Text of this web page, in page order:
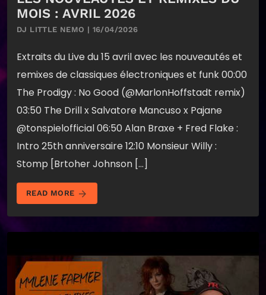
MOIS : AVRIL 2026
DJ LITTLE NEMO | 16/04/2026
Extraits du Live du 15 avril avec les nouveautés et
remixes de classiques électroniques et funk 00:00
The Prodigy : No Good (@MarlonHoffstadt remix)
03:50 The Drill x Salvatore Mancuso x Pajane
@tonspielofficial 06:50 Alan Braxe + Fred Flake :
Intro 25th anniversaire 12:10 Monsieur Willy :
Stomp [Brtoher Johnson […]
READ MORE arrow_forward